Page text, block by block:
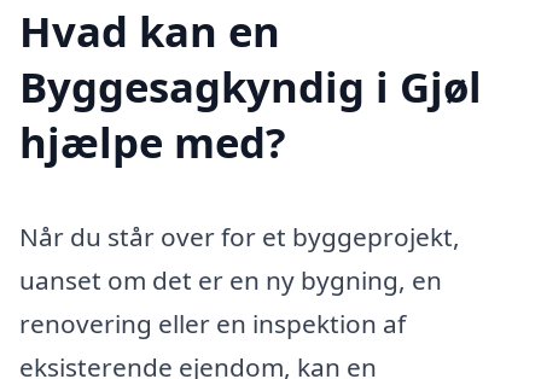
Hvad kan en
Byggesagkyndig i Gjøl
hjælpe med?
Når du står over for et byggeprojekt,
uanset om det er en ny bygning, en
renovering eller en inspektion af
eksisterende ejendom, kan en